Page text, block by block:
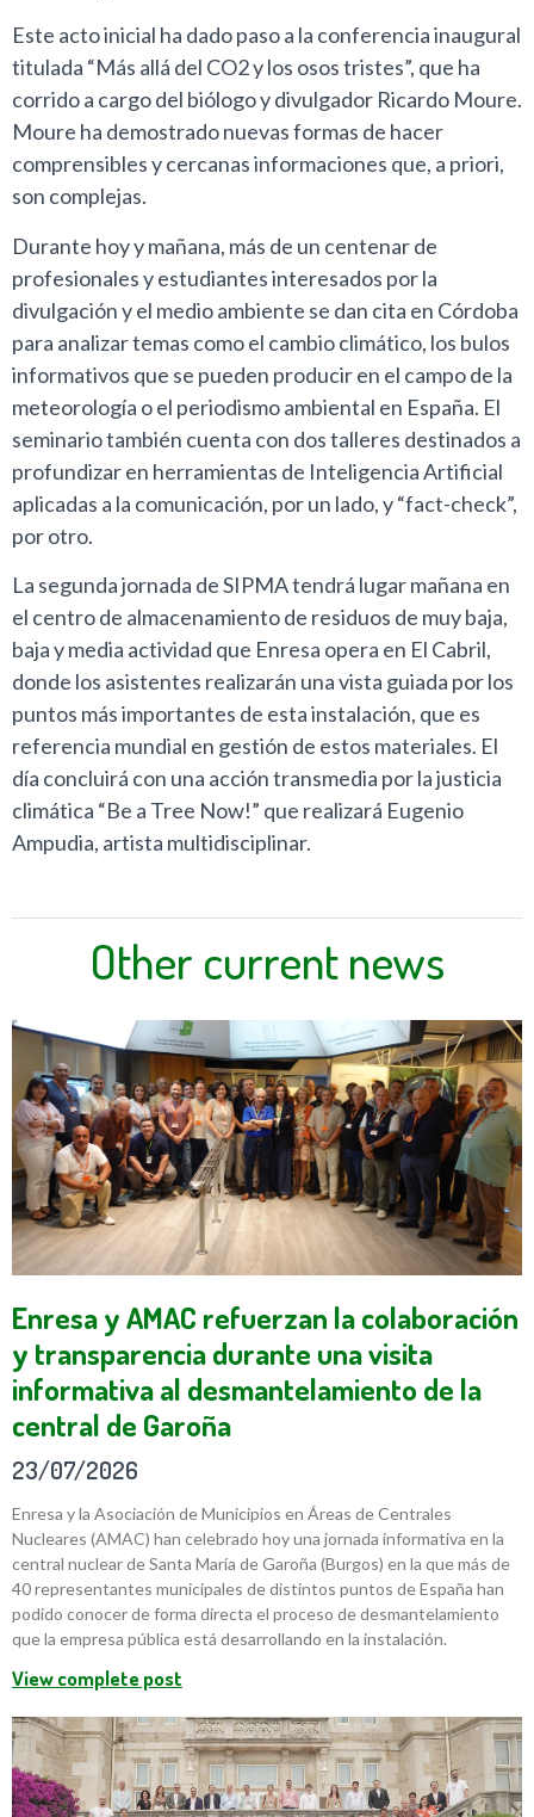
Este acto inicial ha dado paso a la conferencia inaugural
titulada “Más allá del CO2 y los osos tristes”, que ha
corrido a cargo del biólogo y divulgador Ricardo Moure.
Moure ha demostrado nuevas formas de hacer
comprensibles y cercanas informaciones que, a priori,
son complejas.
Durante hoy y mañana, más de un centenar de
profesionales y estudiantes interesados por la
divulgación y el medio ambiente se dan cita en Córdoba
para analizar temas como el cambio climático, los bulos
informativos que se pueden producir en el campo de la
meteorología o el periodismo ambiental en España. El
seminario también cuenta con dos talleres destinados a
profundizar en herramientas de Inteligencia Artificial
aplicadas a la comunicación, por un lado, y “fact-check”,
por otro.
La segunda jornada de SIPMA tendrá lugar mañana en
el centro de almacenamiento de residuos de muy baja,
baja y media actividad que Enresa opera en El Cabril,
donde los asistentes realizarán una vista guiada por los
puntos más importantes de esta instalación, que es
referencia mundial en gestión de estos materiales. El
día concluirá con una acción transmedia por la justicia
climática “Be a Tree Now!” que realizará Eugenio
Ampudia, artista multidisciplinar.
Other current news
Enresa y AMAC refuerzan la colaboración
y transparencia durante una visita
informativa al desmantelamiento de la
central de Garoña
23/07/2026
Enresa y la Asociación de Municipios en Áreas de Centrales
Nucleares (AMAC) han celebrado hoy una jornada informativa en la
central nuclear de Santa María de Garoña (Burgos) en la que más de
40 representantes municipales de distintos puntos de España han
podido conocer de forma directa el proceso de desmantelamiento
que la empresa pública está desarrollando en la instalación.
View complete post